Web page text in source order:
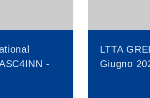
-
LTTA
Giugno